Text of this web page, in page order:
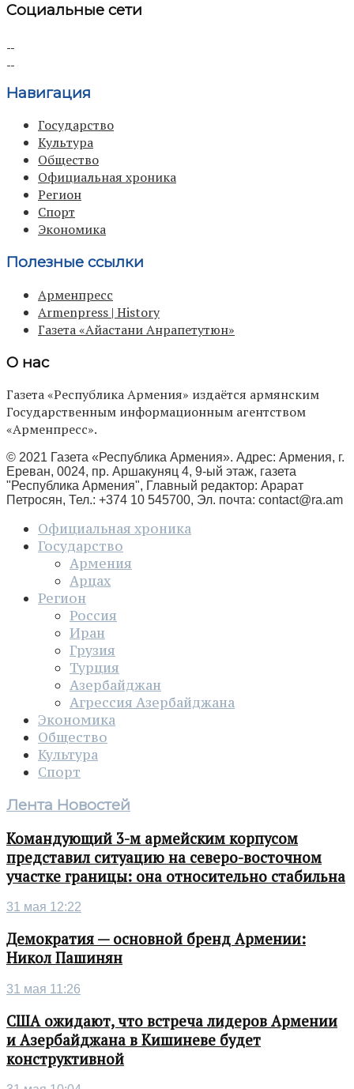
Социальные сети
Навигация
Государство
Культура
Общество
Официальная хроника
Регион
Спорт
Экономика
Полезные ссылки
Арменпресс
Armenpress | History
Газета «Айастани Анрапетутюн»
О нас
Газета «Республика Армения» издаётся армянским
Государственным информационным агентством
«Арменпресс».
© 2021 Газета «Республика Армения». Адрес: Армения, г.
Ереван, 0024, пр. Аршакуняц 4, 9-ый этаж, газета
"Республика Армения", Главный редактор: Арарат
Петросян, Тел.: +374 10 545700, Эл. почта: contact@ra.am
Официальная хроника
Государство
Армения
Арцах
Регион
Россия
Иран
Грузия
Турция
Азербайджан
Агрессия Азербайджана
Экономика
Общество
Культура
Спорт
Лента Новостей
Командующий 3-м армейским корпусом
представил ситуацию на северо-восточном
участке границы: она относительно стабильна
31 мая 12:22
Демократия — основной бренд Армении:
Никол Пашинян
31 мая 11:26
США ожидают, что встреча лидеров Армении
и Азербайджана в Кишиневе будет
конструктивной